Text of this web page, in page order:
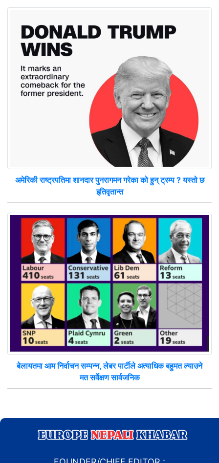
अमेरिकी राष्ट्रपतिमा शानदार पुनरागमन गरेका को हुन् ट्रम्प ? यस्तो छ
इतिवृतान्त
बेलायतमा आम निर्वाचन सम्पन्न, लेबर पार्टीले अत्याधिक बहुमत ल्याउने
मत सर्वेक्षण सार्वजनिक